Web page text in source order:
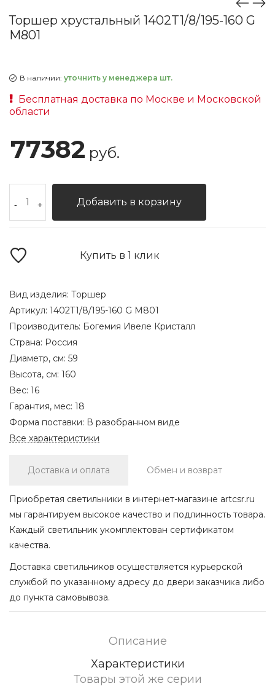
Торшер хрустальный 1402T1/8/195-160 G
M801
В наличии: уточнить у менеджера шт.
Бесплатная доставка по Москве и Московской
области
77382 руб.
- + Добавить в корзину
Купить в 1 клик
Вид изделия: Торшер
Артикул: 1402T1/8/195-160 G M801
Производитель: Богемия Ивеле Кристалл
Страна: Россия
Диаметр, см: 59
Высота, см: 160
Вес: 16
Гарантия, мес: 18
Форма поставки: В разобранном виде
Все характеристики
Доставка и оплата Обмен и возврат
Приобретая светильники в интернет-магазине artcsr.ru
мы гарантируем высокое качество и подлинность товара.
Каждый светильник укомплектован сертификатом
качества.
Доставка светильников осуществляется курьерской
службой по указанному адресу до двери заказчика либо
до пункта самовывоза.
Описание
Характеристики
Товары этой же серии